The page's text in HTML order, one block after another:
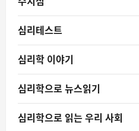
심리테스트
심리학 이야기
심리학으로 뉴스읽기
심리학으로 읽는 우리 사회